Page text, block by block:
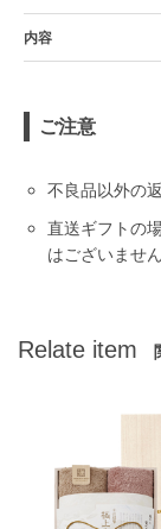
内容
ご注意
不良品以外の
直送ギフトの
はございません
Relate item